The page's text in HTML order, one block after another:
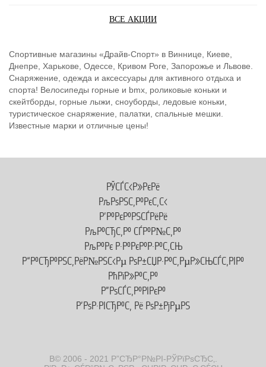
ВСЕ АКЦИИ
Спортивные магазины «Драйв-Спорт» в Виннице, Киеве,
Днепре, Харькове, Одессе, Кривом Роге, Запорожье и Львове.
Снаряжение, одежда и аксессуары для активного отдыха и
спорта! Велосипеды горные и bmx, роликовые коньки и
скейтборды, горные лыжи, сноуборды, ледовые коньки,
туристическое снаряжение, палатки, спальные мешки.
Известные марки и отличные цены!
РЎСЃС‹Р»РєРё
РљРѕРЅС‚Р°РєС‚С‹
Р’Р°РєР°РЅСЃРёРё
РљР°СЂС‚Р° СЃР°Р№С‚Р°
РљР°Рє Р·Р°РєР°Р·Р°С‚СЊ
Р“Р°СЂР°РЅС‚РёР№РЅС‹Рµ РѕР±СЏР·Р°С‚РµР»СЊСЃС‚РІР°
РћРїР»Р°С‚Р°
Р”РѕСЃС‚Р°РІРєР°
Р’РѕР·РІСЂР°С‚ Рё РѕР±РјРµРЅ
В© 2006 - 2021 Р”СЂР°Р№РІ-РЎРїРѕСЂС‚.